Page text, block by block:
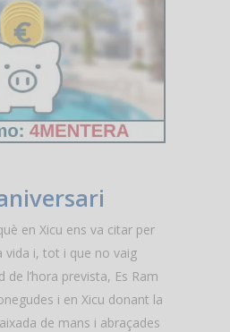
en Xicu ens va citar per
vida i, tot i que no vaig
l’hora prevista, Es Ram
i en Xicu donant la
de mans i abraçades